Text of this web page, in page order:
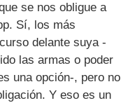
se nos obligue a
Sí, los más
delante suya -
las armas o poder
una opción-, pero no
Y eso es un